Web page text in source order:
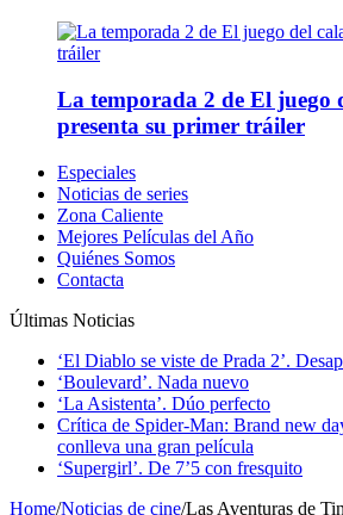
La temporada 2 de El juego
presenta su primer tráiler
Especiales
Noticias de series
Zona Caliente
Mejores Películas del Año
Quiénes Somos
Contacta
Últimas Noticias
‘El Diablo se viste de Prada 2’.
‘Boulevard’. Nada nuevo
‘La Asistenta’. Dúo perfecto
Crítica de Spider-Man: Brand new
conlleva una gran película
‘Supergirl’. De 7’5 con fresquito
Home/Noticias de cine/Las Aventuras de